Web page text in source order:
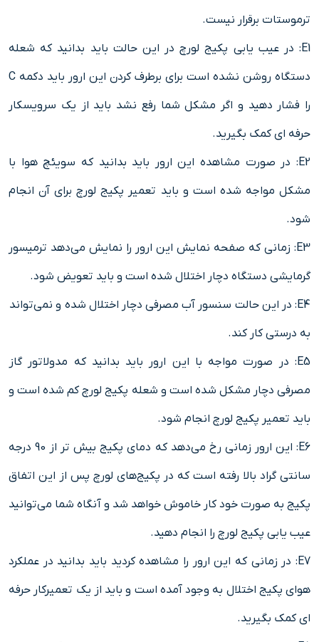
ترموستات برقرار نیست.
E1: در عیب یابی پکیج لورچ در این حالت باید بدانید که شعله
دستگاه روشن نشده است برای برطرف کردن این ارور باید دکمه C
را فشار دهید و اگر مشکل شما رفع نشد باید از یک سرویسکار
حرفه ای کمک بگیرید.
E2: در صورت مشاهده این ارور باید بدانید که سویئچ هوا با
مشکل مواجه شده است و باید تعمیر پکیج لورچ برای آن انجام
شود.
E3: زمانی که صفحه نمایش این ارور را نمایش می‌دهد ترمیسور
گرمایشی دستگاه دچار اختلال شده است و باید تعویض شود.
E4: در این حالت سنسور آب مصرفی دچار اختلال شده و نمی‌تواند
به درستی کار کند.
E5: در صورت مواجه با این ارور باید بدانید که مدولاتور گاز
مصرفی دچار مشکل شده است و شعله پکیج لورچ کم شده است و
باید تعمیر پکیج لورچ انجام شود.
E6: این ارور زمانی رخ می‌دهد که دمای پکیج بیش تر از 90 درجه
سانتی گراد بالا رفته است که در پکیج‌های لورچ پس از این اتفاق
پکیج به صورت خود کار خاموش خواهد شد و آنگاه شما می‌توانید
عیب یابی پکیج لورچ را انجام دهید.
E7: در زمانی که این ارور را مشاهده کردید باید بدانید در عملکرد
هوای پکیج اختلال به وجود آمده است و باید از یک تعمیرکار حرفه
ای کمک بگیرید.